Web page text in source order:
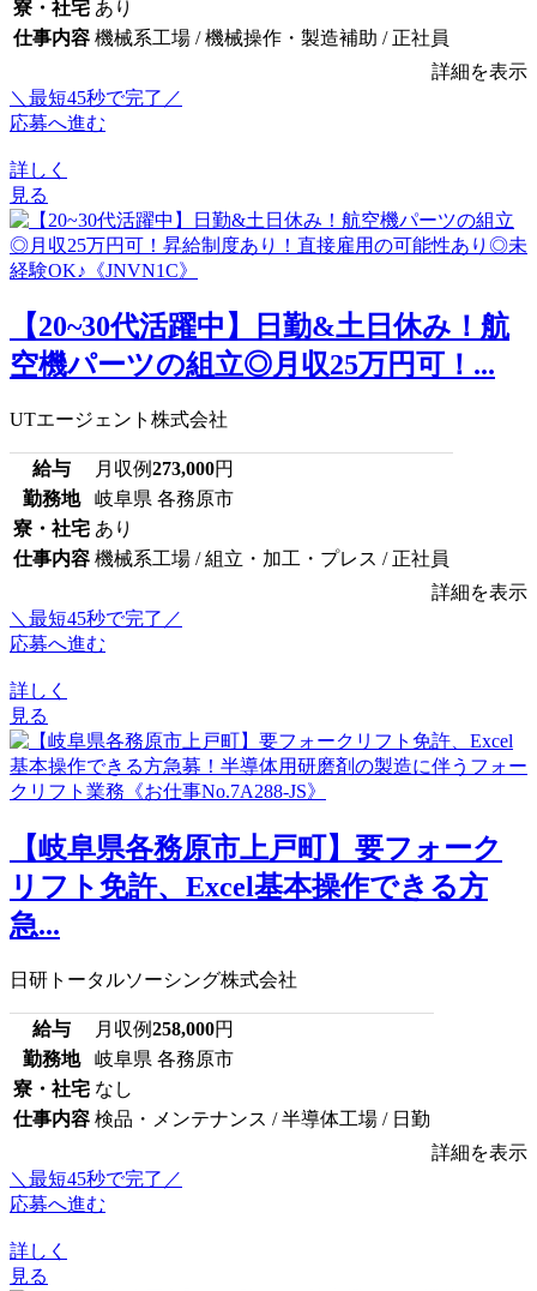
寮・社宅 あり
仕事内容 機械系工場 / 機械操作・製造補助 / 正社員
詳細を表示
＼最短45秒で完了／
応募へ進む
詳しく
見る
【20~30代活躍中】日勤&土日休み！航
空機パーツの組立◎月収25万円可！...
UTエージェント株式会社
給与 月収例273,000円
勤務地
岐阜県 各務原市
寮・社宅 あり
仕事内容 機械系工場 / 組立・加工・プレス / 正社員
詳細を表示
＼最短45秒で完了／
応募へ進む
詳しく
見る
【岐阜県各務原市上戸町】要フォーク
リフト免許、Excel基本操作できる方
急...
日研トータルソーシング株式会社
給与 月収例258,000円
勤務地
岐阜県 各務原市
寮・社宅 なし
仕事内容 検品・メンテナンス / 半導体工場 / 日勤
詳細を表示
＼最短45秒で完了／
応募へ進む
詳しく
見る